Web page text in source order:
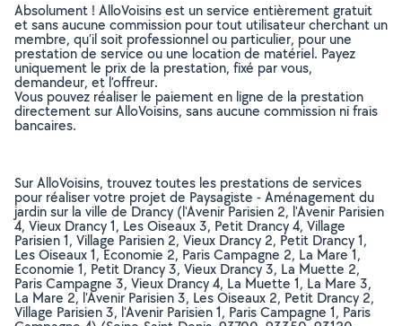
Absolument ! AlloVoisins est un service entièrement gratuit
et sans aucune commission pour tout utilisateur cherchant un
membre, qu’il soit professionnel ou particulier, pour une
prestation de service ou une location de matériel. Payez
uniquement le prix de la prestation, fixé par vous,
demandeur, et l’offreur.
Vous pouvez réaliser le paiement en ligne de la prestation
directement sur AlloVoisins, sans aucune commission ni frais
bancaires.
Sur AlloVoisins, trouvez toutes les prestations de services
pour réaliser votre projet de Paysagiste - Aménagement du
jardin sur la ville de Drancy (l'Avenir Parisien 2, l'Avenir Parisien
4, Vieux Drancy 1, Les Oiseaux 3, Petit Drancy 4, Village
Parisien 1, Village Parisien 2, Vieux Drancy 2, Petit Drancy 1,
Les Oiseaux 1, Economie 2, Paris Campagne 2, La Mare 1,
Economie 1, Petit Drancy 3, Vieux Drancy 3, La Muette 2,
Paris Campagne 3, Vieux Drancy 4, La Muette 1, La Mare 3,
La Mare 2, l'Avenir Parisien 3, Les Oiseaux 2, Petit Drancy 2,
Village Parisien 3, l'Avenir Parisien 1, Paris Campagne 1, Paris